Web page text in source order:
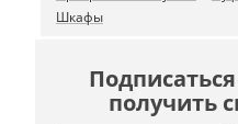
Шкафы
получить